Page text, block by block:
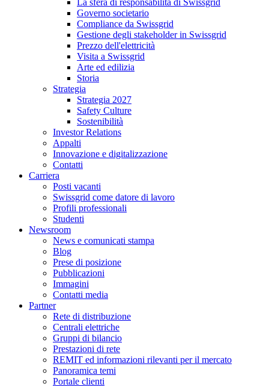
Governo societario
Compliance da Swissgrid
Gestione degli stakeholder in Swissgrid
Prezzo dell'elettricità
Visita a Swissgrid
Arte ed edilizia
Storia
Strategia
Strategia 2027
Safety Culture
Sostenibilità
Investor Relations
Appalti
Innovazione e digitalizzazione
Contatti
Carriera
Posti vacanti
Swissgrid come datore di lavoro
Profili professionali
Studenti
Newsroom
News e comunicati stampa
Blog
Prese di posizione
Pubblicazioni
Immagini
Contatti media
Partner
Rete di distribuzione
Centrali elettriche
Gruppi di bilancio
Prestazioni di rete
REMIT ed informazioni rilevanti per il mercato
Panoramica temi
Portale clienti